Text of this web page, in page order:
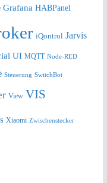
Grafana HABPanel
iQontrol Jarvis
UI MQTT Node-RED
Steuerung SwitchBot
View VIS
Xiaomi Zwischenstecker